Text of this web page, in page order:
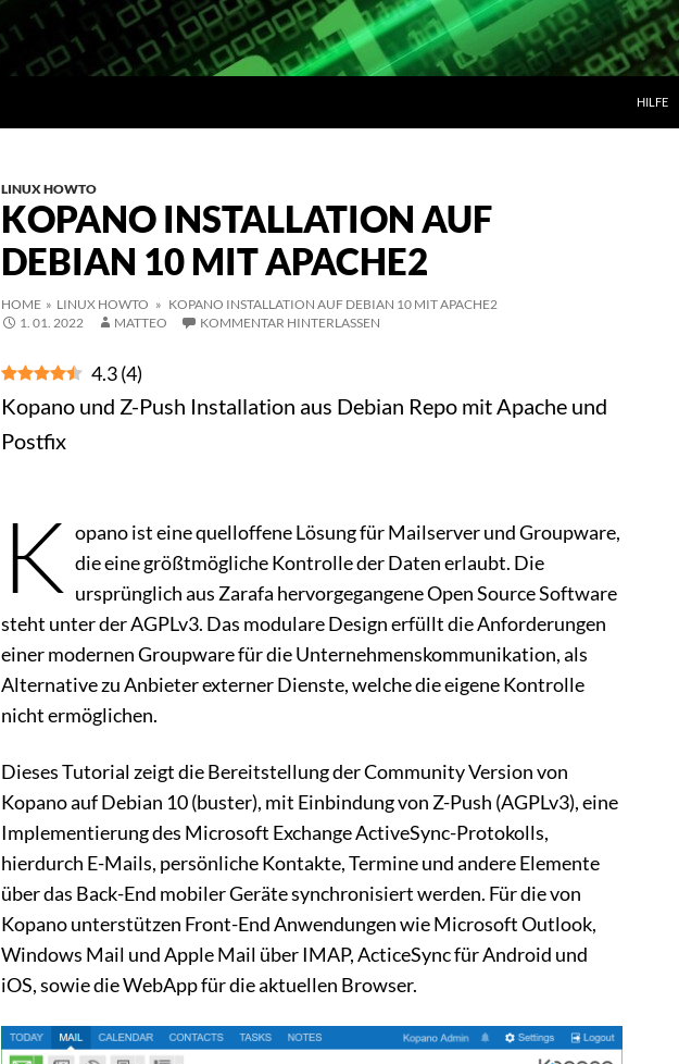
HILFE
LINUX HOWTO
KOPANO INSTALLATION AUF
DEBIAN 10 MIT APACHE2
HOME » LINUX HOWTO » KOPANO INSTALLATION AUF DEBIAN 10 MIT APACHE2
1. 01. 2022
MATTEO KOMMENTAR HINTERLASSEN
4.3(4)
Kopano und Z-Push Installation aus Debian Repo mit Apache und
Postfix
K opano ist eine quelloffene Lösung für Mailserver und Groupware,
die eine größtmögliche Kontrolle der Daten erlaubt. Die
ursprünglich aus Zarafa hervorgegangene Open Source Software
steht unter der AGPLv3. Das modulare Design erfüllt die Anforderungen
einer modernen Groupware für die Unternehmenskommunikation, als
Alternative zu Anbieter externer Dienste, welche die eigene Kontrolle
nicht ermöglichen.
Dieses Tutorial zeigt die Bereitstellung der Community Version von
Kopano auf Debian 10 (buster), mit Einbindung von Z-Push (AGPLv3), eine
Implementierung des Microsoft Exchange ActiveSync-Protokolls,
hierdurch E-Mails, persönliche Kontakte, Termine und andere Elemente
über das Back-End mobiler Geräte synchronisiert werden. Für die von
Kopano unterstützen Front-End Anwendungen wie Microsoft Outlook,
Windows Mail und Apple Mail über IMAP, ActiceSync für Android und
iOS, sowie die WebApp für die aktuellen Browser.